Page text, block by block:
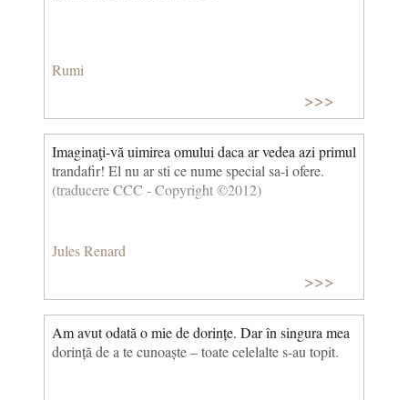
Rumi
>>>
Imaginaţi-vă uimirea omului daca ar vedea azi primul
trandafir! El nu ar sti ce nume special sa-i ofere.
(traducere CCC - Copyright ©2012)
Jules Renard
>>>
Am avut odată o mie de dorințe. Dar în singura mea
dorință de a te cunoaște – toate celelalte s-au topit.